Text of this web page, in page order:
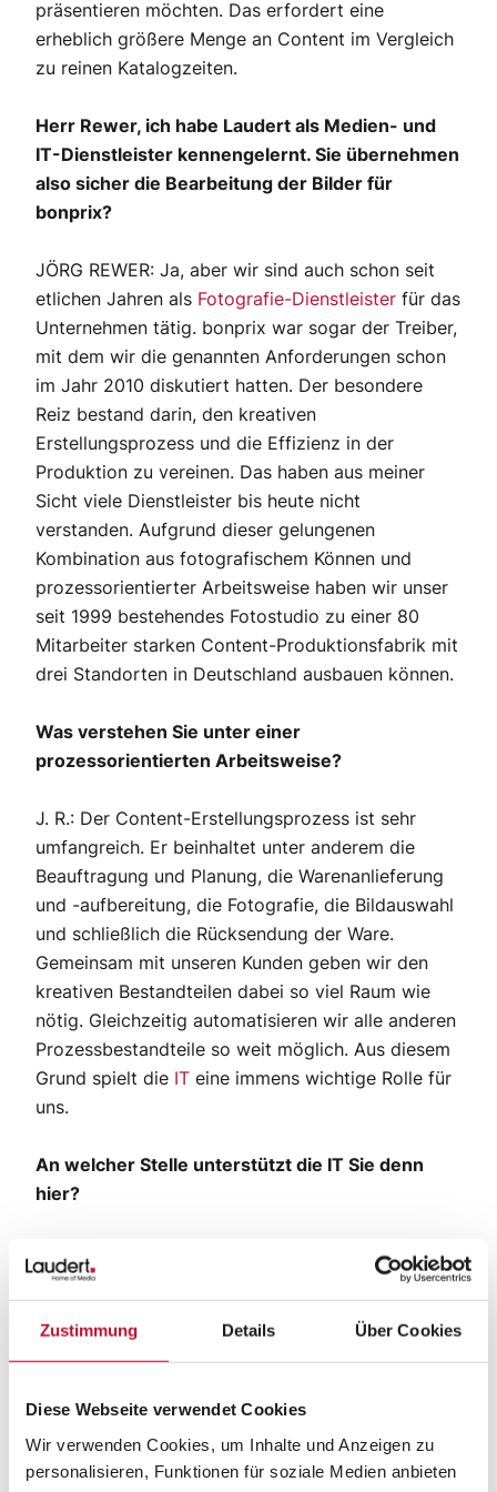
Zustimmung Details Über Cookies
Diese Webseite verwendet Cookies
Wir verwenden Cookies, um Inhalte und Anzeigen zu
personalisieren, Funktionen für soziale Medien anbieten
präsentieren möchten. Das erfordert eine
erheblich größere Menge an Content im Vergleich
zu reinen Katalogzeiten.
Herr Rewer, ich habe Laudert als Medien- und
IT-Dienstleister kennengelernt. Sie übernehmen
also sicher die Bearbeitung der Bilder für
bonprix?
JÖRG REWER: Ja, aber wir sind auch schon seit
etlichen Jahren als Fotografie-Dienstleister für das
Unternehmen tätig. bonprix war sogar der Treiber,
mit dem wir die genannten Anforderungen schon
im Jahr 2010 diskutiert hatten. Der besondere
Reiz bestand darin, den kreativen
Erstellungsprozess und die Effizienz in der
Produktion zu vereinen. Das haben aus meiner
Sicht viele Dienstleister bis heute nicht
verstanden. Aufgrund dieser gelungenen
Kombination aus fotografischem Können und
prozessorientierter Arbeitsweise haben wir unser
seit 1999 bestehendes Fotostudio zu einer 80
Mitarbeiter starken Content-Produktionsfabrik mit
drei Standorten in Deutschland ausbauen können.
Was verstehen Sie unter einer
prozessorientierten Arbeitsweise?
J. R.: Der Content-Erstellungsprozess ist sehr
umfangreich. Er beinhaltet unter anderem die
Beauftragung und Planung, die Warenanlieferung
und -aufbereitung, die Fotografie, die Bildauswahl
und schließlich die Rücksendung der Ware.
Gemeinsam mit unseren Kunden geben wir den
kreativen Bestandteilen dabei so viel Raum wie
nötig. Gleichzeitig automatisieren wir alle anderen
Prozessbestandteile so weit möglich. Aus diesem
Grund spielt die IT eine immens wichtige Rolle für
uns.
An welcher Stelle unterstützt die IT Sie denn
hier?
J. R.: Man sollte meinen, die Fotografie ist heute
bereits digital, zum Beispiel durch Digitalkameras
und Photoshop. Wir müssen jedoch einen Schritt
weitergehen: Es geht um die Digitale
Transformation sämtlicher Geschäftsprozesse bei
zum Beispiel in unserer Content-Logistik-Software
LaudertContentFlow®, die einmalig in diesem